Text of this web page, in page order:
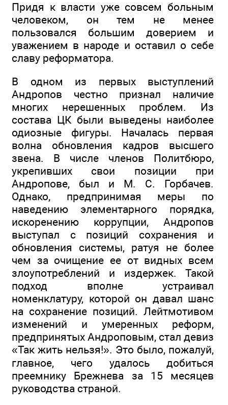
Придя к власти уже совсем больным
человеком, он тем не менее
пользовался большим доверием и
уважением в народе и оставил о себе
славу реформатора.
В одном из первых выступлений
Андропов честно признал наличие
многих нерешенных проблем. Из
состава ЦК были выведены наиболее
одиозные фигуры. Началась первая
волна обновления кадров высшего
звена. В числе членов Политбюро,
укрепивших свои позиции при
Андропове, был и М. С. Горбачев.
Однако, предпринимая меры по
наведению элементарного порядка,
искоренению коррупции, Андропов
выступал с позиций сохранения и
обновления системы, ратуя не более
чем за очищение ее от видных всем
злоупотреблений и издержек. Такой
подход вполне устраивал
номенклатуру, которой он давал шанс
на сохранение позиций. Лейтмотивом
изменений и умеренных реформ,
предпринятых Андроповым, стал девиз
«Так жить нельзя!». Это было, пожалуй,
главное, чего удалось добиться
преемнику Брежнева за 15 месяцев
руководства страной.